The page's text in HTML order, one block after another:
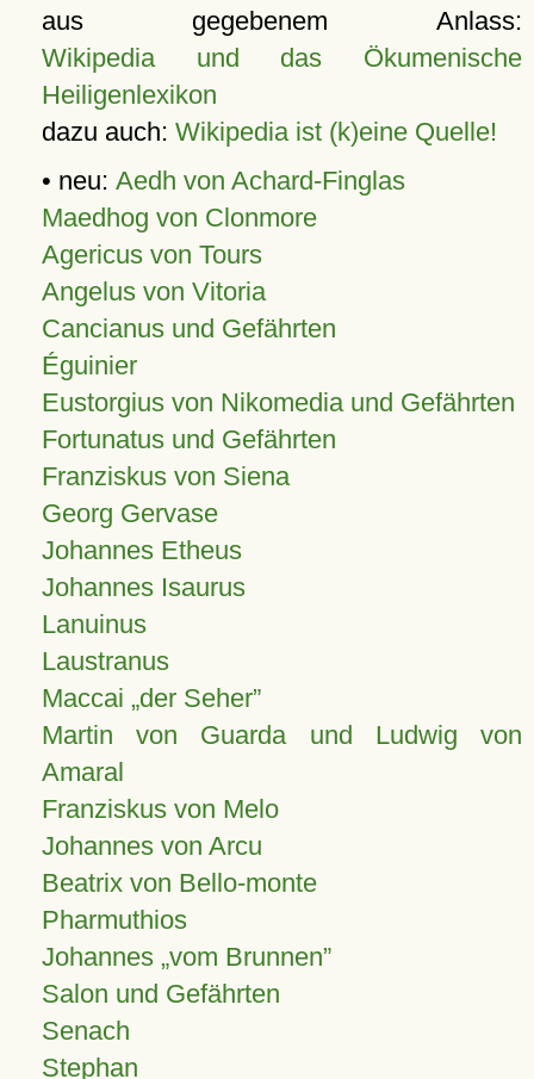
aus gegebenem Anlass:
Wikipedia und das Ökumenische
Heiligenlexikon
dazu auch: Wikipedia ist (k)eine Quelle!
• neu: Aedh von Achard-Finglas
Maedhog von Clonmore
Agericus von Tours
Angelus von Vitoria
Cancianus und Gefährten
Éguinier
Eustorgius von Nikomedia und Gefährten
Fortunatus und Gefährten
Franziskus von Siena
Georg Gervase
Johannes Etheus
Johannes Isaurus
Lanuinus
Laustranus
Maccai „der Seher”
Martin von Guarda und Ludwig von
Amaral
Franziskus von Melo
Johannes von Arcu
Beatrix von Bello-monte
Pharmuthios
Johannes vom Brunnen
Salon und Gefährten
Senach
Stephan